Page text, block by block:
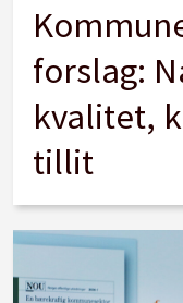
forslag:
kvalitet,
tillit